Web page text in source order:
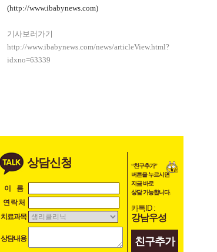
(http://www.ibabynews.com)
기사보러가기
http://www.ibabynews.com/news/articleView.html?
idxno=63339
상담신청
이 름
연 락 처
치료과목
상담내용
“친구추가”
버튼을 누르시면
지금 바로
상담 가능합니다.
카톡ID :
강남우성
친구추가